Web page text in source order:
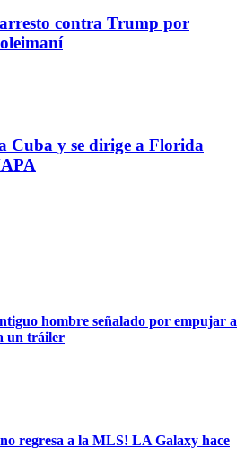
contra Trump por
Cuba y se dirige a Florida
hombre señalado por empujar a
un tráiler
regresa a la MLS! LA Galaxy hace